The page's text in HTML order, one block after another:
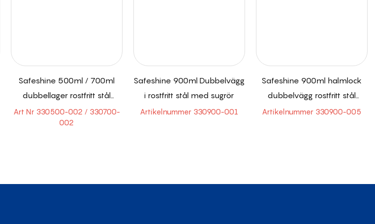
Safeshine 500ml / 700ml
dubbellager rostfritt stål
kaffekopp med sugrör
Art Nr 330500-002 / 330700-
002
Safeshine 900ml Dubbelvägg
i rostfritt stål med sugrör
Artikelnummer 330900-001
Safeshine 900ml halmlock
dubbelvägg rostfritt stål
kaffetumlare
Artikelnummer 330900-005